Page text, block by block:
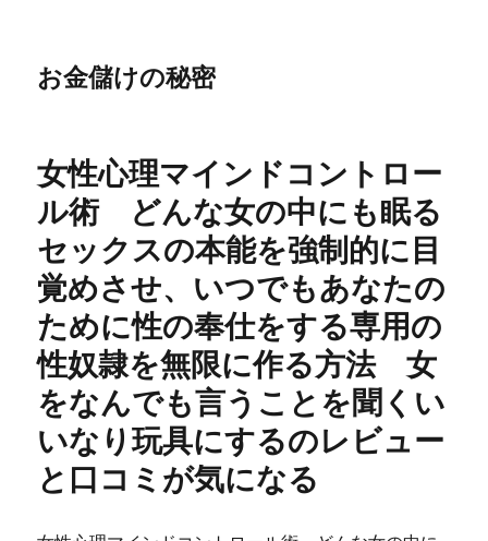
お金儲けの秘密
女性心理マインドコントロー
ル術 どんな女の中にも眠る
セックスの本能を強制的に目
覚めさせ、いつでもあなたの
ために性の奉仕をする専用の
性奴隷を無限に作る方法 女
をなんでも言うことを聞くい
いなり玩具にするのレビュー
と口コミが気になる